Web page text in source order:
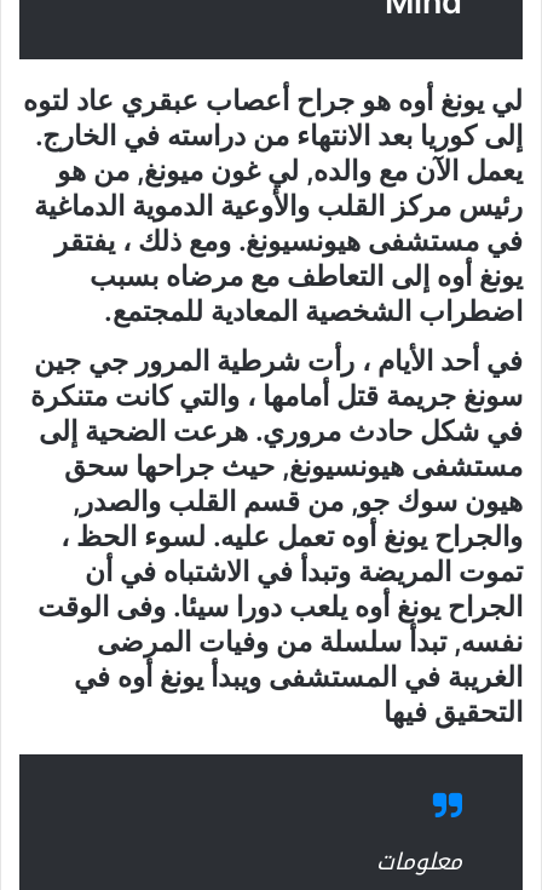
لي يونغ أوه هو جراح أعصاب عبقري عاد لتوه
إلى كوريا بعد الانتهاء من دراسته في الخارج.
يعمل الآن مع والده, لي غون ميونغ, من هو
رئيس مركز القلب والأوعية الدموية الدماغية
في مستشفى هيونسيونغ. ومع ذلك ، يفتقر
يونغ أوه إلى التعاطف مع مرضاه بسبب
اضطراب الشخصية المعادية للمجتمع.
في أحد الأيام ، رأت شرطية المرور جي جين
سونغ جريمة قتل أمامها ، والتي كانت متنكرة
في شكل حادث مروري. هرعت الضحية إلى
مستشفى هيونسيونغ, حيث جراحها سحق
هيون سوك جو, من قسم القلب والصدر,
والجراح يونغ أوه تعمل عليه. لسوء الحظ ،
تموت المريضة وتبدأ في الاشتباه في أن
الجراح يونغ أوه يلعب دورا سيئا. وفى الوقت
نفسه, تبدأ سلسلة من وفيات المرضى
الغريبة في المستشفى ويبدأ يونغ أوه في
التحقيق فيها
معلومات